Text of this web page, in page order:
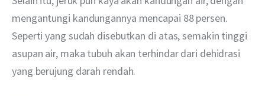
mengantungi kandungannya mencapai 88 persen.
Seperti yang sudah disebutkan di atas, semakin tinggi
asupan air, maka tubuh akan terhindar dari dehidrasi
yang berujung darah rendah.